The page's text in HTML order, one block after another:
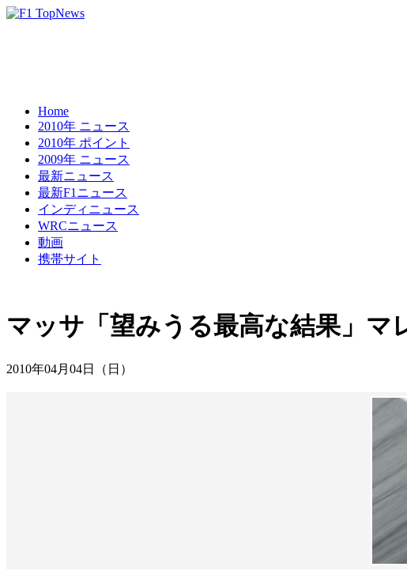
Home
2010年 ニュース
2010年 ポイント
2009年 ニュース
最新ニュース
最新F1ニュース
インディニュース
WRCニュース
動画
携帯サイト
マッサ「望みうる最高な結果」マ
2010年04月04日（日）